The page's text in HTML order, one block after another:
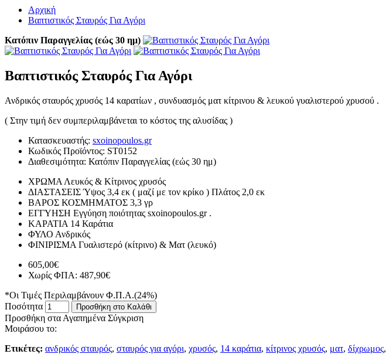
Αρχική
Βαπτιστικός Σταυρός Για Αγόρι
Κατόπιν Παραγγελίας (εώς 30 ημ)
Βαπτιστικός Σταυρός Για Αγόρι
Ανδρικός σταυρός χρυσός 14 καρατίων , συνδυασμός ματ κίτρινου & λευκού γυαλιστερού χρυσού .
( Στην τιμή δεν συμπεριλαμβάνεται το κόστος της αλυσίδας )
Κατασκευαστής: sxoinopoulos.gr
Κωδικός Προϊόντος: ST0152
Διαθεσιμότητα: Κατόπιν Παραγγελίας (εώς 30 ημ)
ΧΡΩΜΑ Λευκός & Κίτρινος χρυσός
ΔΙΑΣΤΑΣΕΙΣ Ύψος 3,4 εκ ( μαζί με τον κρίκο ) Πλάτος 2,0 εκ
ΒΑΡΟΣ ΚΟΣΜΗΜΑΤΟΣ 3,3 γρ
ΕΓΓΥΗΣΗ Εγγύηση ποιότητας sxoinopoulos.gr .
ΚΑΡΑΤΙΑ 14 Καράτια
ΦΥΛΟ Ανδρικός
ΦΙΝΙΡΙΣΜΑ Γυαλιστερό (κίτρινο) & Ματ (λευκό)
605,00€
Χωρίς ΦΠΑ: 487,90€
*Οι Τιμές Περιλαμβάνουν Φ.Π.Α.(24%)
Ποσότητα
Προσθήκη στο Καλάθι
Προσθήκη στα Αγαπημένα Σύγκριση
Μοιράσου το:
Ετικέτες: ανδρικός σταυρός, σταυρός για αγόρι, χρυσός, 14 καράτια, κίτρινος χρυσός, ματ, δίχρωμος,